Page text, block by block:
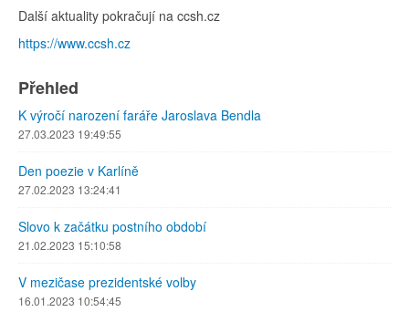
Další aktuality pokračují na ccsh.cz
https://www.ccsh.cz
Přehled
K výročí narození faráře Jaroslava Bendla
27.03.2023 19:49:55
Den poezie v Karlíně
27.02.2023 13:24:41
Slovo k začátku postního období
21.02.2023 15:10:58
V mezičase prezidentské volby
16.01.2023 10:54:45